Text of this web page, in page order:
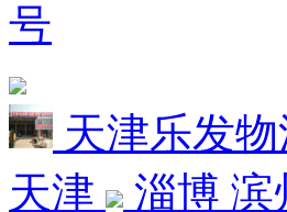
号
天津乐发
天津
淄博 滨